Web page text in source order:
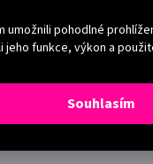
umožnili pohodlné
funkce, výkon a
Souhlasím